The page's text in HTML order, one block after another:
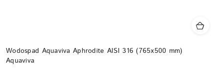
Wodospad Aquaviva Aphrodite AISI 316 (765x500 mm)
Aquaviva